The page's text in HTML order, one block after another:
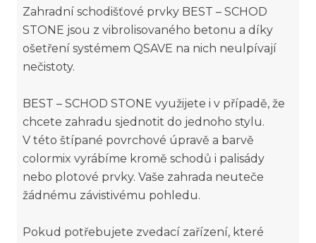
Zahradní schodišťové prvky BEST – SCHOD
STONE jsou z vibrolisovaného betonu a díky
ošetření systémem QSAVE na nich neulpívají
nečistoty.
BEST – SCHOD STONE využijete i v případě, že
chcete zahradu sjednotit do jednoho stylu.
V této štípané povrchové úpravě a barvě
colormix vyrábíme kromě schodů i palisády
nebo plotové prvky. Vaše zahrada neuteče
žádnému závistivému pohledu.
Pokud potřebujete zvedací zařízení, které